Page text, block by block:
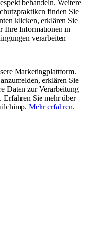
behandeln. Weitere
finden Sie
klicken, erklären Sie
Ihre Informationen in
verarbeiten
Marketingplattform.
erklären Sie
Daten zur Verarbeitung
Sie mehr über
Mehr erfahren.